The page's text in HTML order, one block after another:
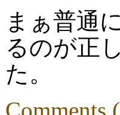
まぁ普通
るのが正
た。